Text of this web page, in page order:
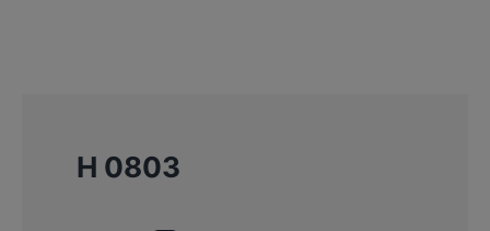
H 0803